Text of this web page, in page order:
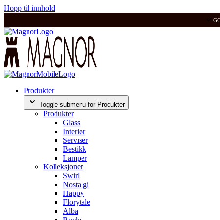
Hopp til innhold
Produkter
Toggle submenu for Produkter
Produkter
Glass
Interiør
Serviser
Bestikk
Lamper
Kolleksjoner
Swirl
Nostalgi
Happy
Florytale
Alba